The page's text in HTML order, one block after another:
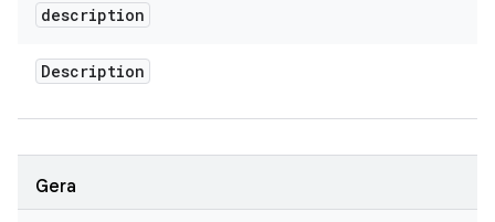
description
Description
Gera